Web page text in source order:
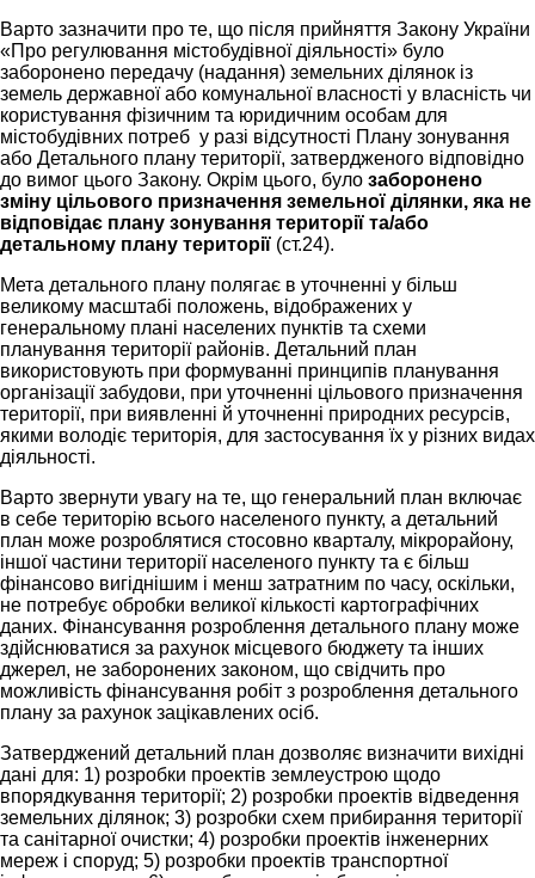
Варто зазначити про те, що після прийняття Закону України
«Про регулювання містобудівної діяльності» було
заборонено передачу (надання) земельних ділянок із
земель державної або комунальної власності у власність чи
користування фізичним та юридичним особам для
містобудівних потреб у разі відсутності Плану зонування
або Детального плану території, затвердженого відповідно
до вимог цього Закону. Окрім цього, було заборонено
зміну цільового призначення земельної ділянки, яка не
відповідає плану зонування території та/або
детальному плану території (ст.24).
Мета детального плану полягає в уточненні у більш
великому масштабі положень, відображених у
генеральному плані населених пунктів та схеми
планування території районів. Детальний план
використовують при формуванні принципів планування
організації забудови, при уточненні цільового призначення
території, при виявленні й уточненні природних ресурсів,
якими володіє територія, для застосування їх у різних видах
діяльності.
Варто звернути увагу на те, що генеральний план включає
в себе територію всього населеного пункту, а детальний
план може розроблятися стосовно кварталу, мікрорайону,
іншої частини території населеного пункту та є більш
фінансово вигіднішим і менш затратним по часу, оскільки,
не потребує обробки великої кількості картографічних
даних. Фінансування розроблення детального плану може
здійснюватися за рахунок місцевого бюджету та інших
джерел, не заборонених законом, що свідчить про
можливість фінансування робіт з розроблення детального
плану за рахунок зацікавлених осіб.
Затверджений детальний план дозволяє визначити вихідні
дані для: 1) розробки проектів землеустрою щодо
впорядкування території; 2) розробки проектів відведення
земельних ділянок; 3) розробки схем прибирання території
та санітарної очистки; 4) розробки проектів інженерних
мереж і споруд; 5) розробки проектів транспортної